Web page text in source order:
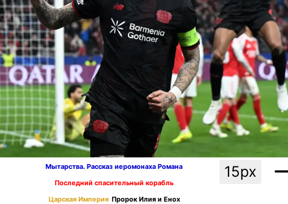
15px
Мытарства. Рассказ иеромонаха Романа
Последний спасительный корабль
Царская Империя Пророк Илия и Енох